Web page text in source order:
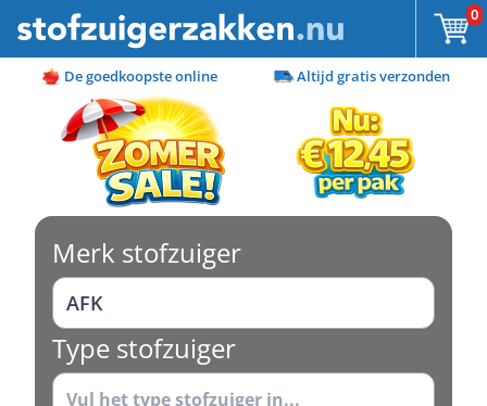
Ga naar de inhoud 0
De goedkoopste online Altijd gratis verzonden
Merk stofzuiger
Type stofzuiger